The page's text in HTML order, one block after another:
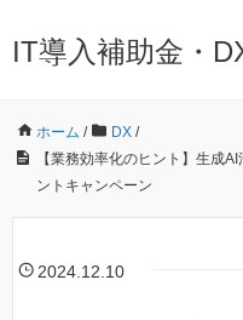
IT導入補助金・
ホーム / DX /
【業務効率化のヒント】生成
ントキャンペーン
2024.12.10